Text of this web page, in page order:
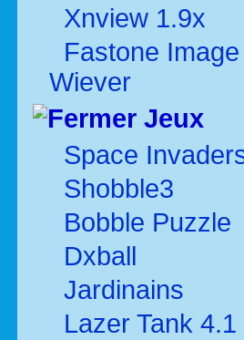
Xnview 1.9x
Fastone Image
Wiever
Jeux
Space
Shobble3
Bobble Puzzle
Dxball
Jardinains
Lazer Tank 4.1